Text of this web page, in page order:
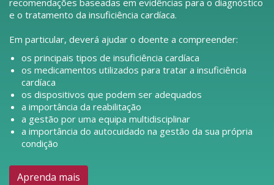
recomendações baseadas em evidências para o diagnóstico
e o tratamento da insuficiência cardíaca.
Em particular, deverá ajudar o doente a compreender:
os principais tipos de insuficiência cardíaca
os medicamentos utilizados para tratar a insuficiência
cardíaca
os dispositivos que podem ser adequados
a importância da reabilitação
a gestão por uma equipa multidisciplinar
a importância do autocuidado na gestão da sua própria
condição
Aprenda mais